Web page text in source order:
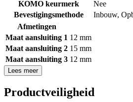
KOMO keurmerk
Nee
Bevestigingsmethode
Inbouw,
Afmetingen
Maat aansluiting 1 12 mm
Maat aansluiting 2 15 mm
Maat aansluiting 3 12 mm
Lees meer
Productveiligheid